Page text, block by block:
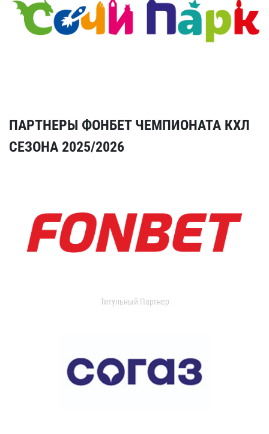
ПАРТНЕРЫ ФОНБЕТ ЧЕМПИОНАТА КХЛ
СЕЗОНА 2025/2026
Титульный Партнер